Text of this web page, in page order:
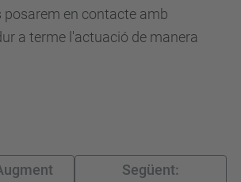
posarem en contacte amb
a terme l'actuació de manera
Següent: